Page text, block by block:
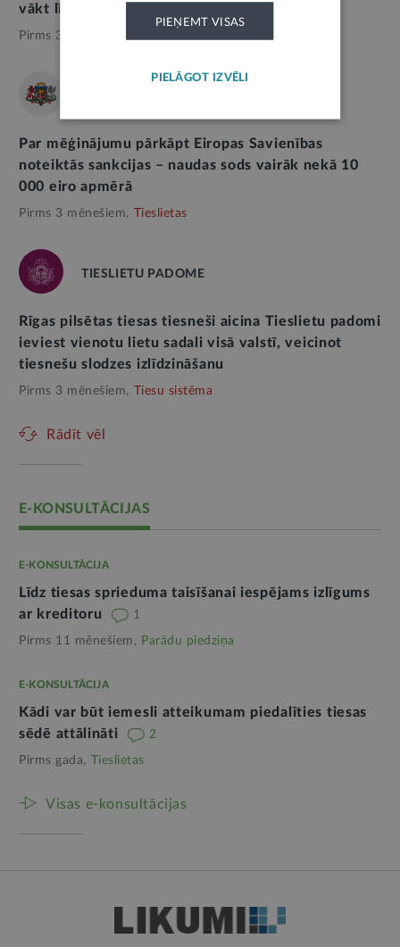
vākt līdzekļus Krievijas karavīriem
Pirms 3 mēnešiem,
Par mēģinājumu pārkāpt Eiropas Savienības
noteiktās sankcijas – naudas sods vairāk nekā 10
000 eiro apmērā
Pirms 3 mēnešiem, Tieslietas
TIESLIETU PADOME
Rīgas pilsētas tiesas tiesneši aicina Tieslietu padomi
ieviest vienotu lietu sadali visā valstī, veicinot
tiesnešu slodzes izlīdzināšanu
Pirms 3 mēnešiem, Tiesu sistēma
Rādīt vēl
E-KONSULTĀCIJAS
E-KONSULTĀCIJA
Līdz tiesas sprieduma taisīšanai iespējams izlīgums
ar kreditoru
1
Pirms 11 mēnešiem, Parādu piedziņa
E-KONSULTĀCIJA
Kādi var būt iemesli atteikumam piedalīties tiesas
sēdē attālināti
2
Pirms gada, Tieslietas
Visas e-konsultācijas
PIEŅEMT VISAS
PIELĀGOT IZVĒLI